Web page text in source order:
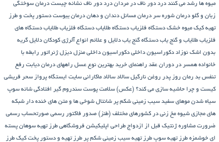
میوه ها رشد می کنند درد دور ناف در مردان درد دور ناف نشانه چیست درمان سوختگی
زبان و گلو درمان شوره سر درمان مسائل دندان و دهان درمان یبوست دستور پخت و طرز
تهیه کیک میوه خشک دستگاه فلزیاب دستگاه‌ طلایاب دستگاه‌ فلزیاب طلایاب دستگاه‌ های
فلزیاب طلایاب و گنج‌ یاب دستگاه‌ گنج‌ یاب دلایل و علائم انواع آلرژی کودکان دلایل گریه
بدون اشک نوزاد دکوراسیون داخلی دکوراسیون داخلی منزل دیزل ژنراتور رابطه با
خانواده همسر در دوران عقد راهنمای خرید بهترین نوع عسل راههای درمان دیابت رفع
تنفس بد رمان روز پدر روغن نارگیل سالاد سالاد ماکارانی سایت ایستگاه پرواز سحر قریشی
کیست و چرا حاشیه سازی می کند؟ (عکس) سلامت پوست سندروم گیر افتادگی شانه سوپ
سیاه شدن موهای سفید سیب زمینی شکم پر شانتال شوخی ها و متن های خنده دار شبکه
های مجازی شیوه مخ زنی در کشورهای مختلف (طنز) صدور فاکتور رسمی صورتحساب رسمی
ضرورت مشاوره ژنتیک قبل از ازدواج طراحی اپلیکیشن فروشگاهی طرز تهیه سوهان پسته
ای خوشمزه طرز تهیه سوپ طرز تهیه سیب زمینی شکم پر طرز تهیه و دستور پخت کیک طرز